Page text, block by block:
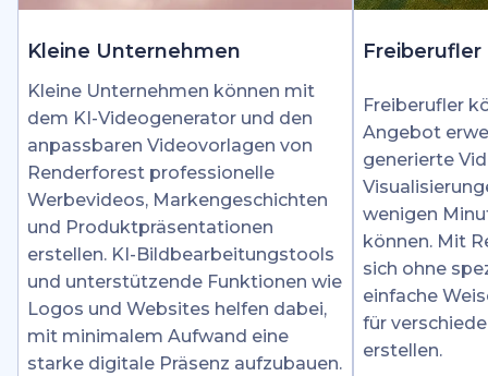
Kleine Unternehmen
Kleine Unternehmen können mit
dem KI-Videogenerator und den
anpassbaren Videovorlagen von
Renderforest professionelle
Werbevideos, Markengeschichten
und Produktpräsentationen
erstellen. KI-Bildbearbeitungstools
und unterstützende Funktionen wie
Logos und Websites helfen dabei,
mit minimalem Aufwand eine
starke digitale Präsenz aufzubauen.
Freiberufler
Freiberufler
Angebot
generierte
wenigen
können. Mit
sich ohne
einfache
für
erstellen.